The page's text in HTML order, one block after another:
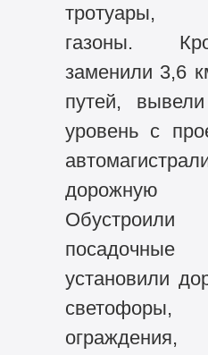
тротуары,
газоны.
заменили 3,6
путей,
уровень с
Обустроили
установили
светофоры,